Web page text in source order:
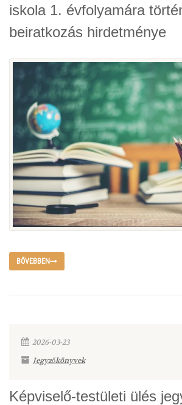
iskola 1. évfolyamára
beiratkozás hirdetménye
BŐVEBBEN
2026-03-23
Jegyzőkönyvek
Képviselő-testületi ülés